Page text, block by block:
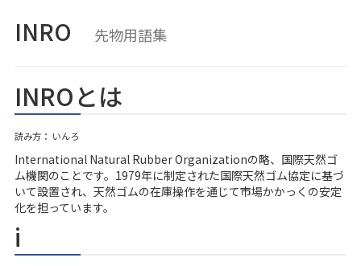
INRO 先物用語集
INROとは
読み方： いんろ
International Natural Rubber Organizationの略、国際天然ゴ
ム機関のことです。1979年に制定された国際天然ゴム協定に基づ
いて設置され、天然ゴムの在庫操作を通じて市場かかっくの安定
化を担っています。
i